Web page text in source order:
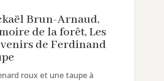
Brun-Arnaud,
de la forêt, Les
de Ferdinand
roux et une taupe à